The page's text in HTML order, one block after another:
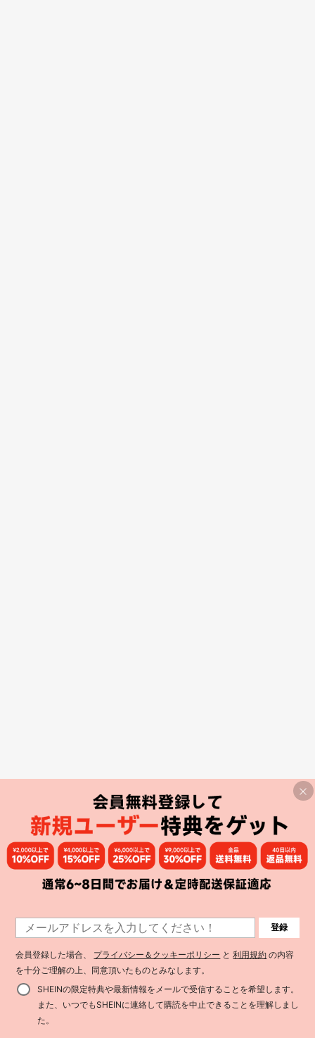
登録
会員登録した場合、 プライバシー＆クッキーポリシー と利用規約 の内容
を十分ご理解の上、同意頂いたものとみなします。
SHEINの限定特典や最新情報をメールで受信することを希望します。
また、いつでもSHEINに連絡して購読を中止できることを理解しまし
た。